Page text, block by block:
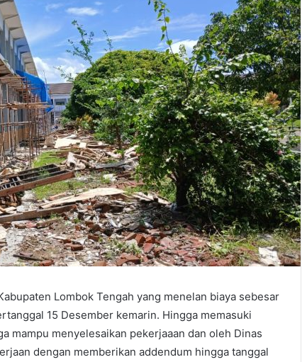
Lombok Tengah yang menelan biaya sebesar
15 Desember kemarin. Hingga memasuki
mampu menyelesaikan pekerjaaan dan oleh Dinas
dengan memberikan addendum hingga tanggal